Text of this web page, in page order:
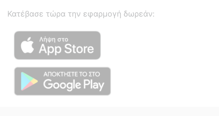
Κατέβασε τώρα την εφαρμογή δωρεάν: